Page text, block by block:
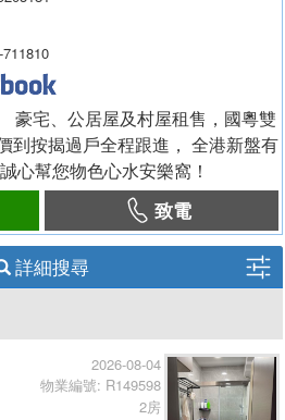
豪宅、公居屋及村屋租售，國粵雙
到按揭過戶全程跟進， 全港新盤有
心幫您物色心水安樂窩！
致電
詳細搜尋
2026-08-04
物業編號: R149598
2房